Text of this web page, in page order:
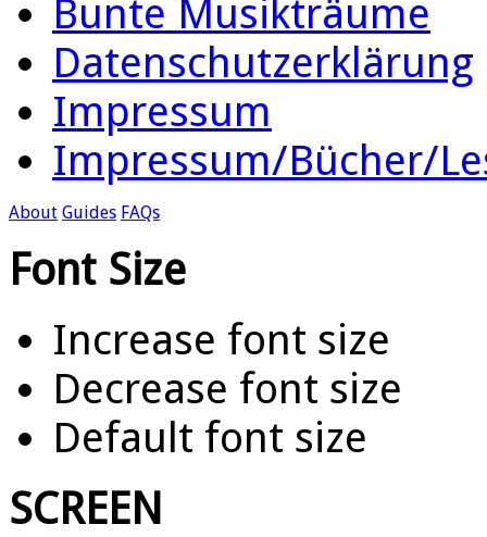
Bunte Musikträume
Datenschutzerklärung
Impressum
Impressum/Bücher/
About Guides FAQs
Font Size
Increase font size
Decrease font size
Default font size
SCREEN